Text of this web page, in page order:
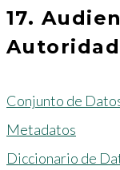
17.
Conjunto de
Metadatos
Diccionario de